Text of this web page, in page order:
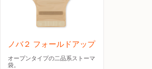
ノバ２ フォールドアップ
オープンタイプの二品系ストーマ
袋。